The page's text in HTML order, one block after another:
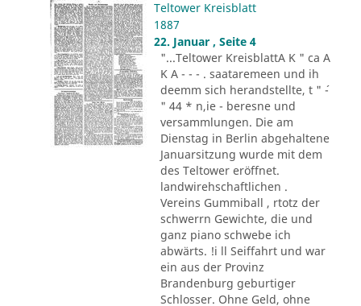
Teltower Kreisblatt
1887
22. Januar , Seite 4
"...Teltower KreisblattA K " ca A
K A - - - . saataremeen und ih
deemm sich herandstellte, t " ´-
" 44 * n,ie - beresne und
versammlungen. Die am
Dienstag in Berlin abgehaltene
Januarsitzung wurde mit dem
des Teltower eröffnet.
landwirehschaftlichen .
Vereins Gummiball , rtotz der
schwerrn Gewichte, die und
ganz piano schwebe ich
abwärts. !i ll Seiffahrt und war
ein aus der Provinz
Brandenburg geburtiger
Schlosser. Ohne Geld, ohne